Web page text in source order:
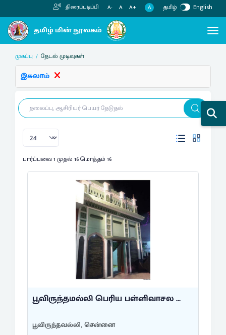
திரைப்படிப்பி A- A A+ A தமிழ் English
முகப்பு தேடல் முடிவுகள்
இசுலாம்
பார்ப்பவை 1 முதல் 16 மொத்தம் 16
பூவிருந்தமல்லி பெரிய பள்ளிவாசல ...
பூவிருந்தவல்லி, சென்னை